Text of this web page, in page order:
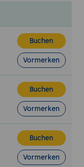
schriftlich,
(Tag 2 und
erstellen
Buchen
Vormerken
Buchen
Vormerken
Buchen
Vormerken